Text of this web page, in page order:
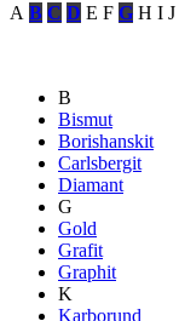
A B C D E F G H I J
B
Bismut
Borishanskit
Carlsbergit
Diamant
G
Gold
Grafit
Graphit
K
Karborund